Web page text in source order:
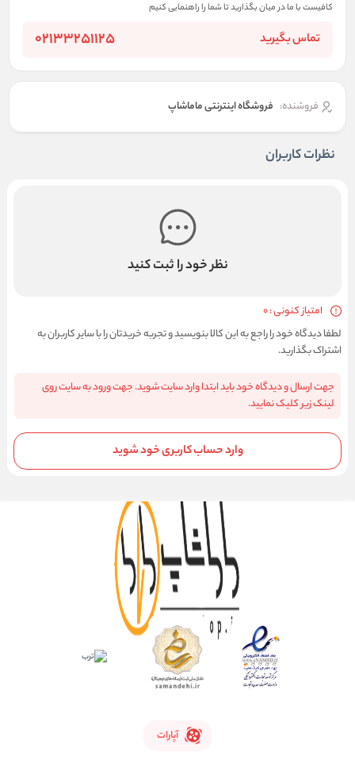
کافیست با ما در میان بگذارید تا شما را راهنمایی کنیم
تماس بگیرید 02133251125
فروشنده: فروشگاه اینترنتی ماماشاپ
نظرات کاربران
نظر خود را ثبت کنید
امتیاز کنونی : 0
لطفا دیدگاه خود را راجع به این کالا بنویسید و تجربه خریدتان را با سایر کاربران به
اشتراک بگذارید.
جهت ارسال و دیدگاه خود باید ابتدا وارد سایت شوید. جهت ورود به سایت روی
لینک زیر کلیک نمایید.
وارد حساب کاربری خود شوید
آپارات